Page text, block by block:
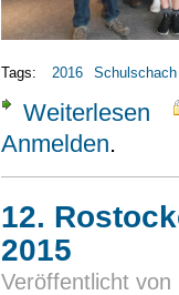
Tags: 2016 Schulschach
Weiterlesen
Anmelden.
12.
2015
Veröffentlicht von